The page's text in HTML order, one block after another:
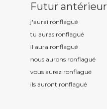
Futur antérieur
j'aurai ronflagué
tu auras ronflagué
il aura ronflagué
nous aurons ronflagué
vous aurez ronflagué
ils auront ronflagué